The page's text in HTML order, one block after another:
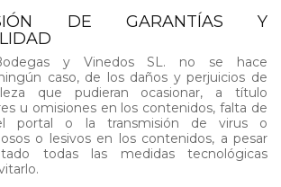
DE GARANTÍAS Y
y Vinedos SL. no se hace
caso, de los daños y perjuicios de
que pudieran ocasionar, a título
u omisiones en los contenidos, falta de
portal o la transmisión de virus o
o lesivos en los contenidos, a pesar
todas las medidas tecnológicas